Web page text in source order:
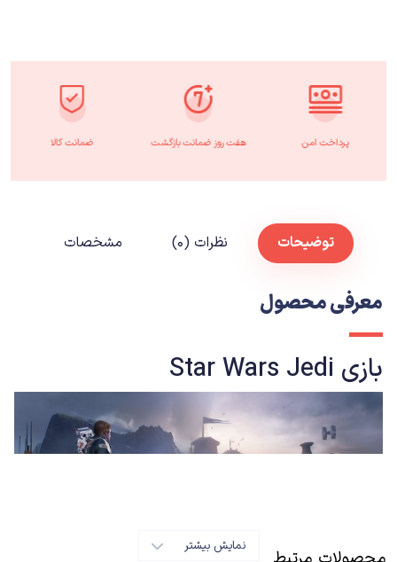
پرداخت امن هفت روز ضمانت بازگشت ضمانت کالا
توضیحات نظرات (۰) مشخصات
معرفی محصول
بازی Star Wars Jedi
نمایش بیشتر